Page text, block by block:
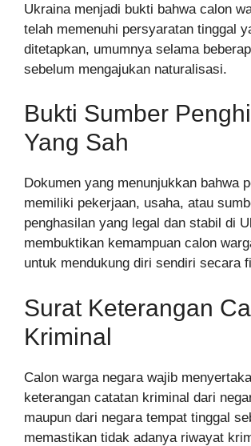
Ukraina menjadi bukti bahwa calon
telah memenuhi persyaratan tinggal
ditetapkan, umumnya selama
sebelum mengajukan naturalisasi.
Bukti Sumber
Yang Sah
Dokumen yang menunjukkan bahwa
memiliki pekerjaan, usaha, atau
penghasilan yang legal dan stabil di
membuktikan kemampuan calon
untuk mendukung diri sendiri secara
Surat Keterangan
Kriminal
Calon warga negara wajib
keterangan catatan kriminal dari
maupun dari negara tempat tinggal
memastikan tidak adanya riwayat